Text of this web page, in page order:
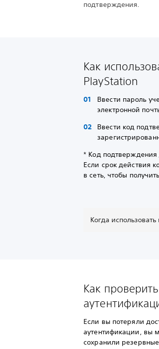
подтверждения.
Как
PlayStation
Ввести пароль
электронной
Ввести код
* Код подтверждения
Если срок действия
в сеть, чтобы
Когда
Как
Если вы потеряли
аутентификации, вы
сохранили